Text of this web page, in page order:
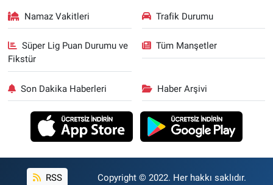
Namaz Vakitleri Trafik Durumu
Süper Lig Puan Durumu ve
Fikstür
Tüm Manşetler
Son Dakika Haberleri Haber Arşivi
RSS Copyright © 2022. Her hakkı saklıdır.